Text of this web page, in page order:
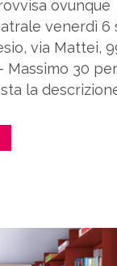
venerdì
via Mattei,
Massimo 30
la